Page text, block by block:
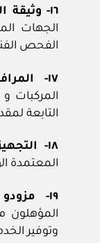
١٦- وثيقة الفحص الفني الدوري:
الجهات
الفحص
١٧- المرافق:
المركبات
التابعة
١٨- التجهيزات الفنية:
المعتمدة
١٩- مزودو التجهيزات والخدمات الإلكترونية:
المؤهلون
وتوفير